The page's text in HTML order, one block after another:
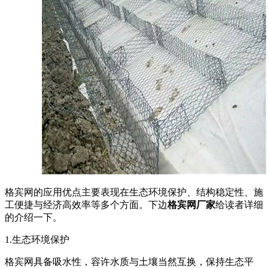
格宾网的应用优点主要表现在生态环境保护、结构稳定性、施
工便捷与经济高效率等多个方面。下边格宾网厂家给读者详细
的介绍一下。
1.生态环境保护
格宾网具备吸水性，容许水质与土壤当然互换，保持生态平